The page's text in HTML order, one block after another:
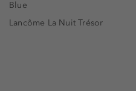
Blue
Lancôme La Nuit Trésor